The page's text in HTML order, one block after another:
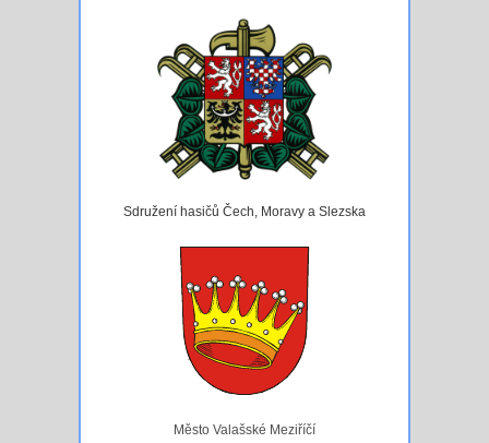
Sdružení hasičů Čech, Moravy a Slezska
Město Valašské Meziříčí